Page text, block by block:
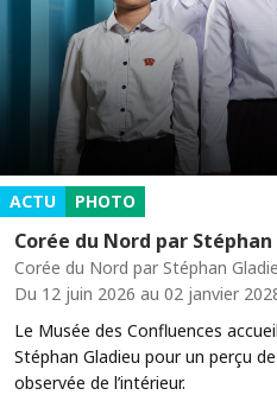
ACTU PHOTO
Corée du Nord par
Corée du Nord par Stéphan
Du 12 juin 2026 au 02 janvier
Le Musée des Confluences
Stéphan Gladieu pour un perçu
observée de l’intérieur.